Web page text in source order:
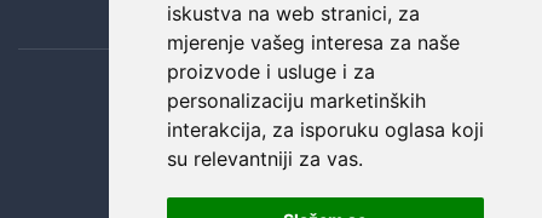
iskustva na web stranici, za
mjerenje vašeg interesa za naše
proizvode i usluge i za
personalizaciju marketinških
interakcija, za isporuku oglasa koji
su relevantniji za vas.